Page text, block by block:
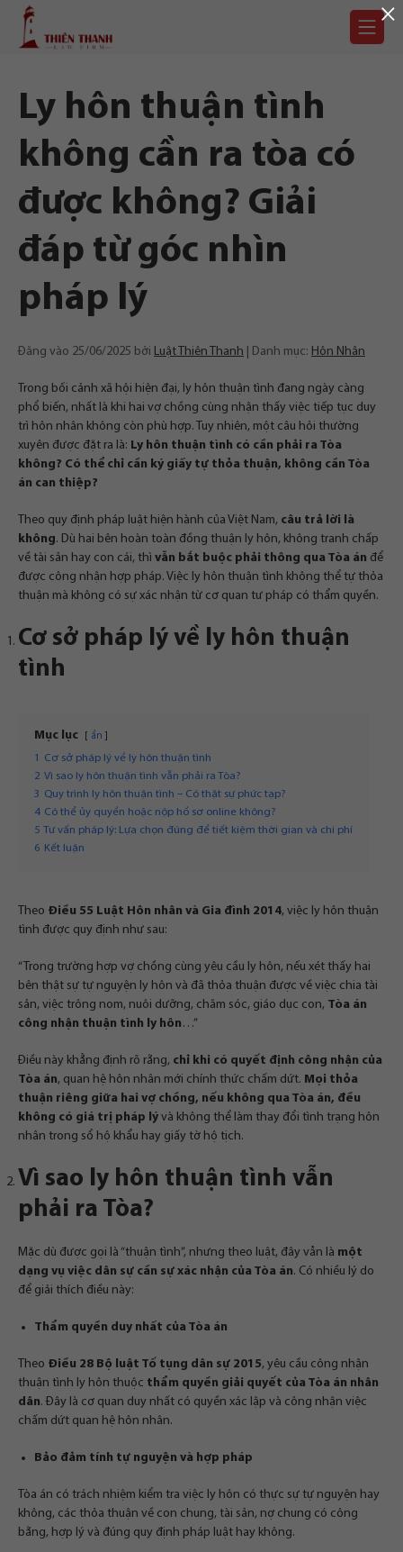
Chuyển
Trang
chủ
Ly hôn thuận tình
không cần ra tòa có
được không? Giải
đáp từ góc nhìn
pháp lý
Đăng vào 25/06/2025 bởi Luật Thiên Thanh Danh mục: Hôn Nhân
Trong bối cảnh xã hội hiện đại, ly hôn thuận tình đang ngày càng
phổ biến, nhất là khi hai vợ chồng cùng nhận thấy việc tiếp tục duy
trì hôn nhân không còn phù hợp. Tuy nhiên, một câu hỏi thường
xuyên được đặt ra là: Ly hôn thuận tình có cần phải ra Tòa
không? Có thể chỉ cần ký giấy tự thỏa thuận, không cần Tòa
án can thiệp?
Theo quy định pháp luật hiện hành của Việt Nam, câu trả lời là
không. Dù hai bên hoàn toàn đồng thuận ly hôn, không tranh chấp
về tài sản hay con cái, thì vẫn bắt buộc phải thông qua Tòa án để
được công nhận hợp pháp. Việc ly hôn thuận tình không thể tự thỏa
thuận mà không có sự xác nhận từ cơ quan tư pháp có thẩm quyền.
Cơ sở pháp lý về ly hôn thuận
tình
Mục lục ẩn
1
Cơ sở pháp lý về ly hôn thuận tình
2 Vì sao ly hôn thuận tình vẫn phải ra Tòa?
3 Quy trình ly hôn thuận tình – Có thật sự phức tạp?
4 Có thể ủy quyền hoặc nộp hồ sơ online không?
5
Tư vấn pháp lý: Lựa chọn đúng để tiết kiệm thời gian và chi phí
6 Kết luận
Theo Điều 55 Luật Hôn nhân và Gia đình 2014, việc ly hôn thuận
tình được quy định như sau:
“Trong trường hợp vợ chồng cùng yêu cầu ly hôn, nếu xét thấy hai
bên thật sự tự nguyện ly hôn và đã thỏa thuận được về việc chia tài
sản, việc trông nom, nuôi dưỡng, chăm sóc, giáo dục con, Tòa án
công nhận thuận tình ly hôn …”
Điều này khẳng định rõ rằng, chỉ khi có quyết định công nhận của
Tòa án, quan hệ hôn nhân mới chính thức chấm dứt. Mọi thỏa
thuận riêng giữa hai vợ chồng, nếu không qua Tòa án, đều
không có giá trị pháp lý và không thể làm thay đổi tình trạng hôn
nhân trong sổ hộ khẩu hay giấy tờ hộ tịch.
Vì sao ly hôn thuận tình vẫn
phải ra Tòa?
Mặc dù được gọi là “thuận tình”, nhưng theo luật, đây vẫn là một
dạng vụ việc dân sự cần sự xác nhận của Tòa án. Có nhiều lý do
để giải thích điều này:
Thẩm quyền duy nhất của Tòa án
Theo Điều 28 Bộ luật Tố tụng dân sự 2015, yêu cầu công nhận
thuận tình ly hôn thuộc thẩm quyền giải quyết của Tòa án nhân
dân. Đây là cơ quan duy nhất có quyền xác lập và công nhận việc
chấm dứt quan hệ hôn nhân.
Bảo đảm tính tự nguyện và hợp pháp
Tòa án có trách nhiệm kiểm tra việc ly hôn có thực sự tự nguyện hay
không, các thỏa thuận về con chung, tài sản, nợ chung có công
bằng, hợp lý và đúng quy định pháp luật hay không.
×